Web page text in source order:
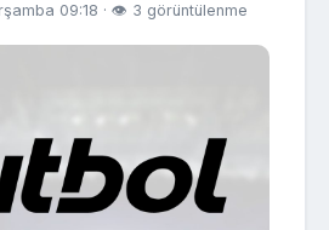
09:18 · 👁 3 görüntülenme